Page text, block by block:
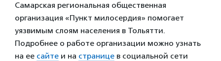
Самарская региональная общественная
организация «Пункт милосердия» помогает
уязвимым слоям населения в Тольятти.
Подробнее о работе организации можно узнать
на ее сайте и на странице в социальной сети